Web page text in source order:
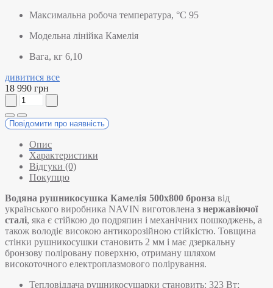
Максимальна робоча температура, °C 95
Модельна лінійка Камелія
Вага, кг 6,10
дивитися все
18 990 грн
Повідомити про наявність
Опис
Характеристики
Відгуки (0)
Покупцю
Водяна рушникосушка Камелія 500х800 бронза від
українського виробника NAVIN виготовлена з нержавіючої
сталі, яка є стійкою до подряпин і механічних пошкоджень, а
також володіє високою антикорозійною стійкістю. Товщина
стінки рушникосушки становить 2 мм і має дзеркальну
бронзову поліровану поверхню, отриману шляхом
високоточного електроплазмового полірування.
Тепловіддача рушникосушарки становить: 323 Вт;